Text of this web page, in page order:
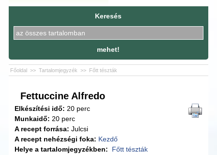
Keresés
mehet!
Főoldal >> Tartalomjegyzék >> Főtt tészták
Fettuccine Alfredo
Elkészítési idő: 20 perc
Munkaidő: 20 perc
A recept forrása: Julcsi
A recept nehézségi foka: Kezdő
Helye a tartalomjegyzékben:
Főtt tészták